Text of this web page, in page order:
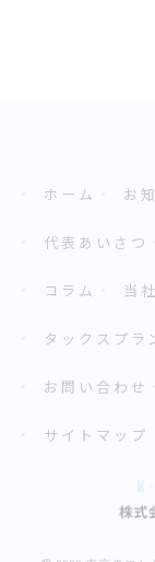
ホーム お
代表あいさつ
コラム 当
タックスプラ
お問い合わせ
サイトマップ